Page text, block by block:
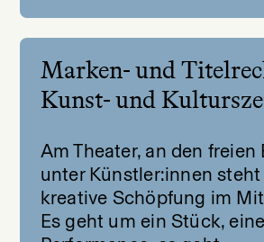
Marken- und
Kunst- und
Am Theater, an den freien
unter Künstler:innen
kreative Schöpfung im
Es geht um ein Stück, eine